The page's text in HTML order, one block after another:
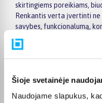
Šioje svetainėje
Naudojame slapukus,
skirtingiems poreikiams,
Renkantis verta įvertinti
savybes, funkcionalumą,
taikomus specialius
Atsižvelkite į jums
informaciją ir prekės
ir apgalvotą sprendimą.